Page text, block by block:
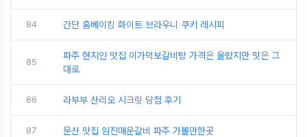
84 간단 홈베이킹 화이트 브라우니 쿠키 레시피
85
파주 현지인 맛집 이가덕보갈비탕 가격은 올랐지만 맛은 그
대로
86 라부부 산리오 시크릿 당첨 후기
87 문산 맛집 임진매운갈비 파주 가볼만한곳